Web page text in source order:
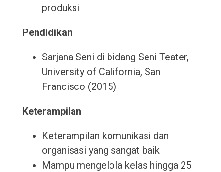
produksi
Pendidikan
Sarjana Seni di bidang Seni Teater,
University of California, San
Francisco (2015)
Keterampilan
Keterampilan komunikasi dan
organisasi yang sangat baik
Mampu mengelola kelas hingga 25